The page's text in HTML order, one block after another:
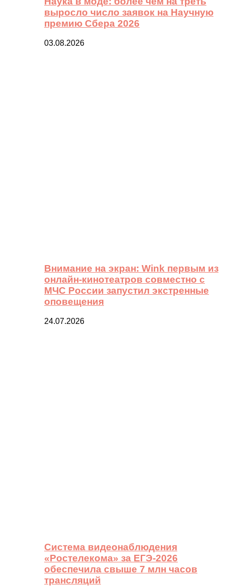
выросло число заявок на Научную
премию Сбера 2026
03.08.2026
Внимание на экран: Wink первым из
онлайн-кинотеатров совместно с
МЧС России запустил экстренные
оповещения
24.07.2026
Система видеонаблюдения
«Ростелекома» за ЕГЭ-2026
обеспечила свыше 7 млн часов
трансляций